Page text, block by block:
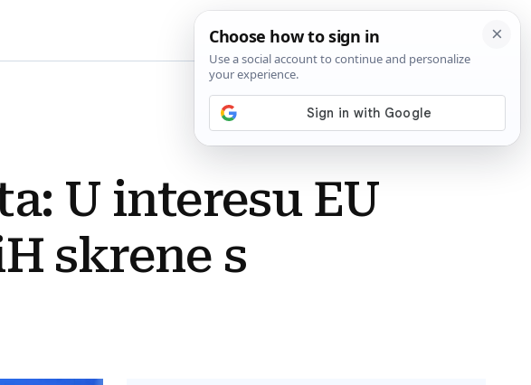
U interesu EU
skrene s